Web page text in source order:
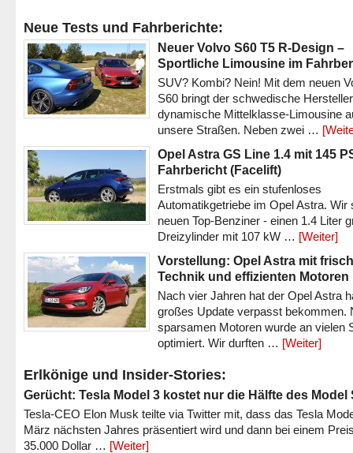
Neue Tests und Fahrberichte:
Neuer Volvo S60 T5 R-Design –
Sportliche Limousine im
SUV? Kombi? Nein! Mit dem neuen
S60 bringt der schwedische
dynamische Mittelklasse-Limousine
unsere Straßen. Neben zwei …
Opel Astra GS Line 1.4 mit 145
Fahrbericht (Facelift)
Erstmals gibt es ein stufenloses
Automatikgetriebe im Opel Astra. Wir
neuen Top-Benziner - einen 1.4 Liter
Dreizylinder mit 107 kW … [Weiter]
Vorstellung: Opel Astra mit
Technik und effizienten Motoren
Nach vier Jahren hat der Opel Astra
großes Update verpasst bekommen.
sparsamen Motoren wurde an vielen
optimiert. Wir durften … [Weiter]
Erlkönige und Insider-Stories:
Gerücht: Tesla Model 3 kostet nur die Hälfte des Model
Tesla-CEO Elon Musk teilte via Twitter mit, dass das Tesla
März nächsten Jahres präsentiert wird und dann bei einem
35.000 Dollar … [Weiter]